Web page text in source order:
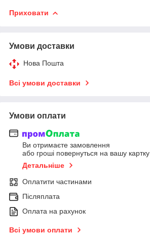
Приховати
Умови доставки
Нова Пошта
Всі умови доставки
Умови оплати
Ви отримаєте замовлення
або гроші повернуться на вашу картку
Детальніше
Оплатити частинами
Післяплата
Оплата на рахунок
Всі умови оплати